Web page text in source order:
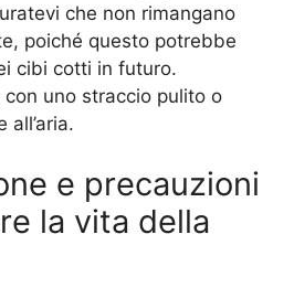
che non rimangano
poiché questo potrebbe
cibi cotti in futuro.
uno straccio pulito o
all’aria.
e precauzioni
la vita della